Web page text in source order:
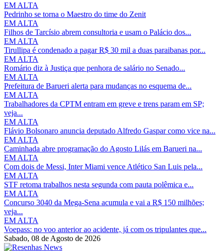
EM ALTA
Pedrinho se torna o Maestro do time do Zenit
EM ALTA
Filhos de Tarcísio abrem consultoria e usam o Palácio dos...
EM ALTA
Tirullipa é condenado a pagar R$ 30 mil a duas paraibanas por...
EM ALTA
Romário diz à Justiça que penhora de salário no Senado...
EM ALTA
Prefeitura de Barueri alerta para mudanças no esquema de...
EM ALTA
Trabalhadores da CPTM entram em greve e trens param em SP;
veja...
EM ALTA
Flávio Bolsonaro anuncia deputado Alfredo Gaspar como vice na...
EM ALTA
Caminhada abre programação do Agosto Lilás em Barueri na...
EM ALTA
Com dois de Messi, Inter Miami vence Atlético San Luis pela...
EM ALTA
STF retoma trabalhos nesta segunda com pauta polêmica e...
EM ALTA
Concurso 3040 da Mega-Sena acumula e vai a R$ 150 milhões;
veja...
EM ALTA
Voepass: no voo anterior ao acidente, já com os tripulantes que...
Sabado, 08 de Agosto de 2026